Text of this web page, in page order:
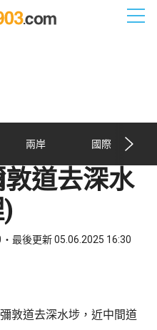
兩岸 國際
道去深水
最後更新 05.06.2025 16:30
敦道去深水埗，近中間道